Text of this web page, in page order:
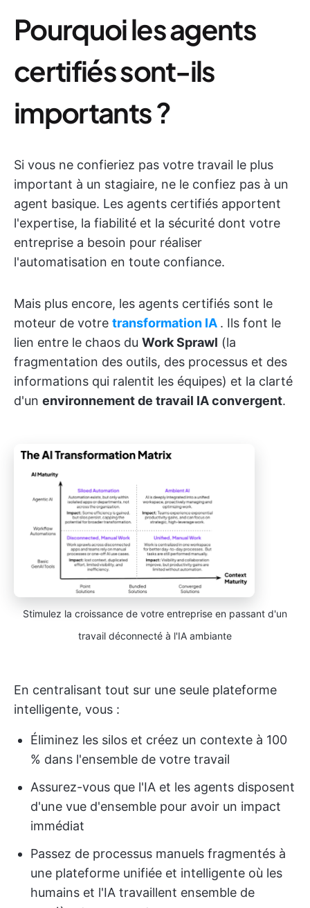
Pourquoi les agents
certifiés sont-ils
importants ?
Si vous ne confieriez pas votre travail le plus
important à un stagiaire, ne le confiez pas à un
agent basique. Les agents certifiés apportent
l'expertise, la fiabilité et la sécurité dont votre
entreprise a besoin pour réaliser
l'automatisation en toute confiance.
Mais plus encore, les agents certifiés sont le
moteur de votre transformation IA . Ils font le
lien entre le chaos du Work Sprawl (la
fragmentation des outils, des processus et des
informations qui ralentit les équipes) et la clarté
d'un environnement de travail IA convergent.
Stimulez la croissance de votre entreprise en passant d'un
travail déconnecté à l'IA ambiante
En centralisant tout sur une seule plateforme
intelligente, vous :
Éliminez les silos et créez un contexte à 100
% dans l'ensemble de votre travail
Assurez-vous que l'IA et les agents disposent
d'une vue d'ensemble pour avoir un impact
immédiat
Passez de processus manuels fragmentés à
une plateforme unifiée et intelligente où les
humains et l'IA travaillent ensemble de